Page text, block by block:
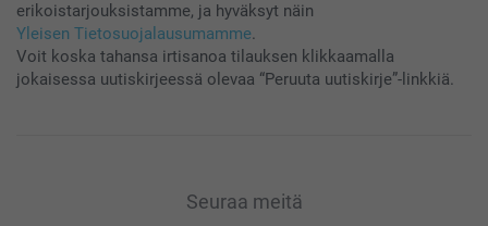
erikoistarjouksistamme, ja hyväksyt näin
Yleisen Tietosuojalausumamme.
Voit koska tahansa irtisanoa tilauksen klikkaamalla
jokaisessa uutiskirjeessä olevaa “Peruuta uutiskirje”-linkkiä.
Seuraa meitä